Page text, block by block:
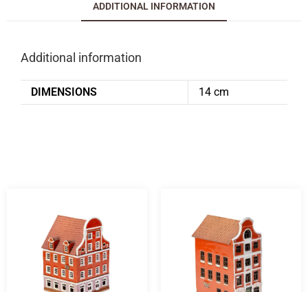
ADDITIONAL INFORMATION
Additional information
DIMENSIONS 14 cm